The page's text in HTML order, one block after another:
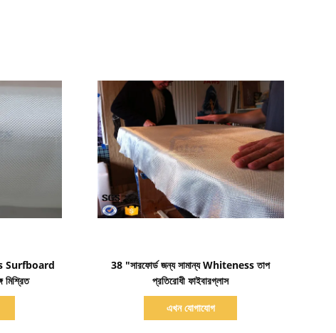
Surfboard
মিশ্রিত
38 "সারফোর্ড জন্য সামান্য Whiteness তাপ
প্রতিরোধী ফাইবারগ্লাস
এখন যোগাযোগ